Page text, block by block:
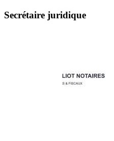
Secrétaire juridique